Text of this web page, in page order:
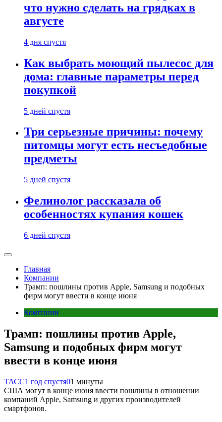
что нужно сделать на грядках в
августе
4 дня спустя
Как выбрать моющий пылесос для
дома: главные параметры перед
покупкой
5 дней спустя
Три серьезные причины: почему
питомцы могут есть несъедобные
предметы
5 дней спустя
Фелинолог рассказала об
особенностях купания кошек
6 дней спустя
Главная
Компании
Трамп: пошлины против Apple, Samsung и подобных
фирм могут ввести в конце июня
Компании
Трамп: пошлины против Apple,
Samsung и подобных фирм могут
ввести в конце июня
ТАСС1 год спустя01 минуты
США могут в конце июня ввести пошлины в отношении
компаний Apple, Samsung и других производителей
смартфонов.